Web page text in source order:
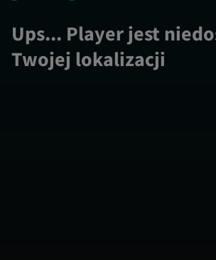
Ups... Player jest
Twojej lokalizacji